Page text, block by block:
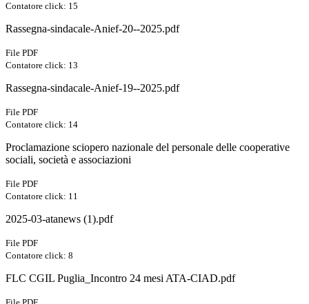
Contatore click: 15
Rassegna-sindacale-Anief-20--2025.pdf
File PDF
Contatore click: 13
Rassegna-sindacale-Anief-19--2025.pdf
File PDF
Contatore click: 14
Proclamazione sciopero nazionale del personale delle cooperative
sociali, società e associazioni
File PDF
Contatore click: 11
2025-03-atanews (1).pdf
File PDF
Contatore click: 8
FLC CGIL Puglia_Incontro 24 mesi ATA-CIAD.pdf